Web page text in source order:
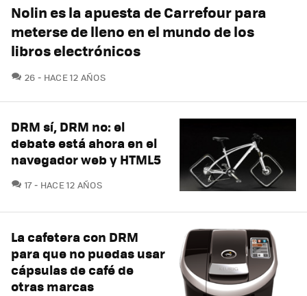
Nolin es la apuesta de Carrefour para
meterse de lleno en el mundo de los
libros electrónicos
26 COMENTARIOS
HACE 12 AÑOS
DRM sí, DRM no: el
debate está ahora en el
navegador web y HTML5
17COMENTARIOS
HACE 12 AÑOS
La cafetera con DRM
para que no puedas usar
cápsulas de café de
otras marcas